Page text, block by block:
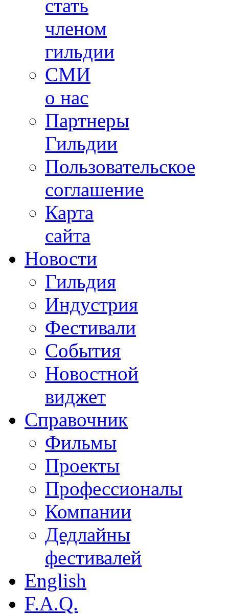
стать
членом
гильдии
СМИ
о нас
Партнеры
Гильдии
Пользовательское
соглашение
Карта
сайта
Новости
Гильдия
Индустрия
Фестивали
События
Новостной
виджет
Справочник
Фильмы
Проекты
Профессионалы
Компании
Дедлайны
фестивалей
English
F.A.Q.